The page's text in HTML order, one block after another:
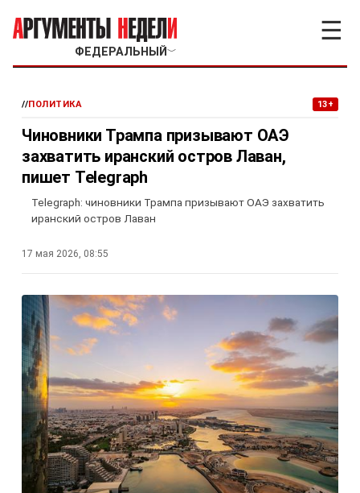
ФЕДЕРАЛЬНЫЙ ﹀
☰
//ПОЛИТИКА 13+
Чиновники Трампа призывают ОАЭ
захватить иранский остров Лаван,
пишет Telegraph
Telegraph: чиновники Трампа призывают ОАЭ захватить
иранский остров Лаван
17 мая 2026, 08:55